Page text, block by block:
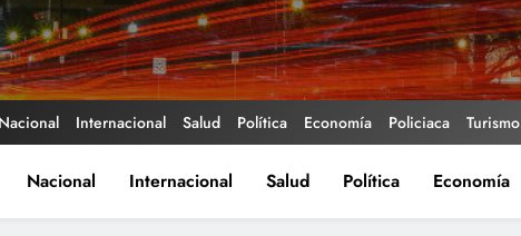
Nacional Internacional Salud Política Economía Policiaca Turismo
Nacional Internacional Salud Política Economía